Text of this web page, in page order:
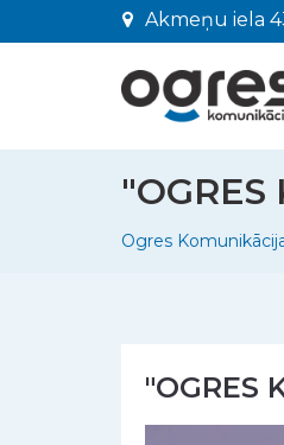
Akmeņu iela
"OGRES
Ogres
"OGRES